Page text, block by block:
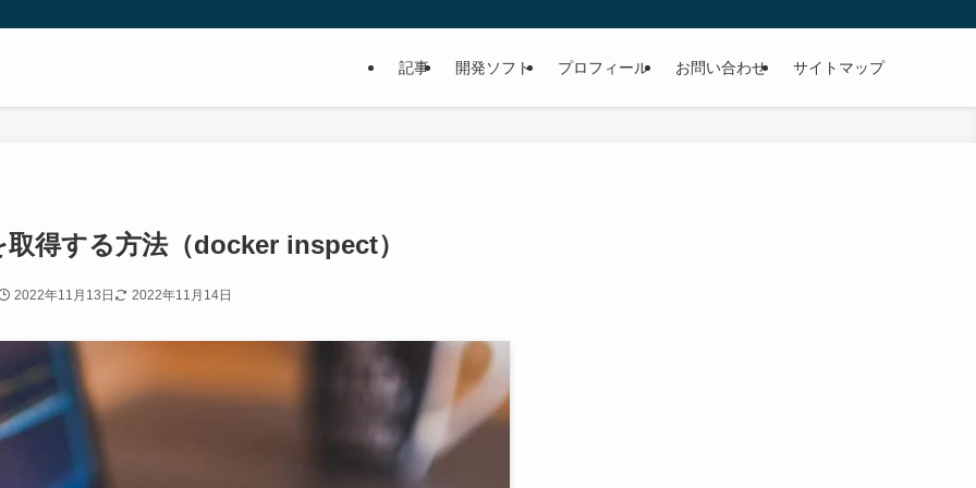
記事 開発ソフト プロフィール お問い合わせ サイトマップ
得する方法（docker inspect）
2022年11月13日 2022年11月14日